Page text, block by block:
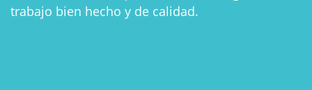
trabajo bien hecho y de calidad.